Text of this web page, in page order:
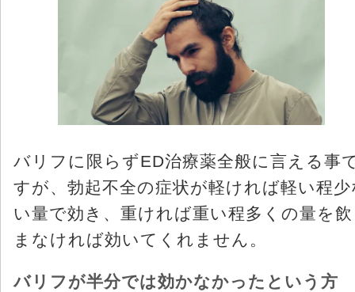
バリフに限らずED治療薬全般に言える事
すが、勃起不全の症状が軽ければ軽い程少
い量で効き、重ければ重い程多くの量を飲
まなければ効いてくれません。
バリフが半分では効かなかったという方